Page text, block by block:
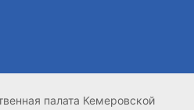
палата Кемеровской